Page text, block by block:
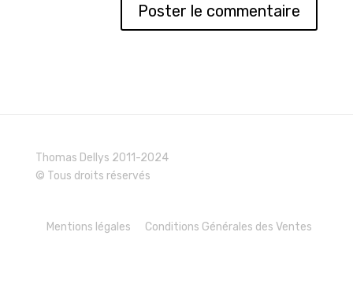
Thomas Dellys 2011-2024
© Tous droits réservés
Mentions légales Conditions Générales des Ventes